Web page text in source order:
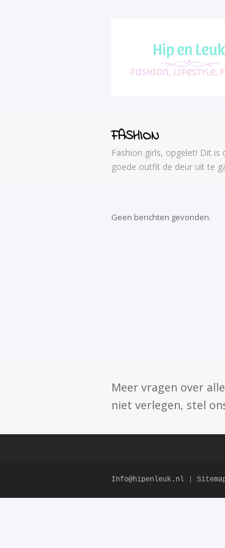
FASHION
Fashion girls, opgelet! Dit
goede outfit de deur uit te
Geen berichten gevonden.
Meer vragen over
niet verlegen, stel
Info@hipenleuk.nl